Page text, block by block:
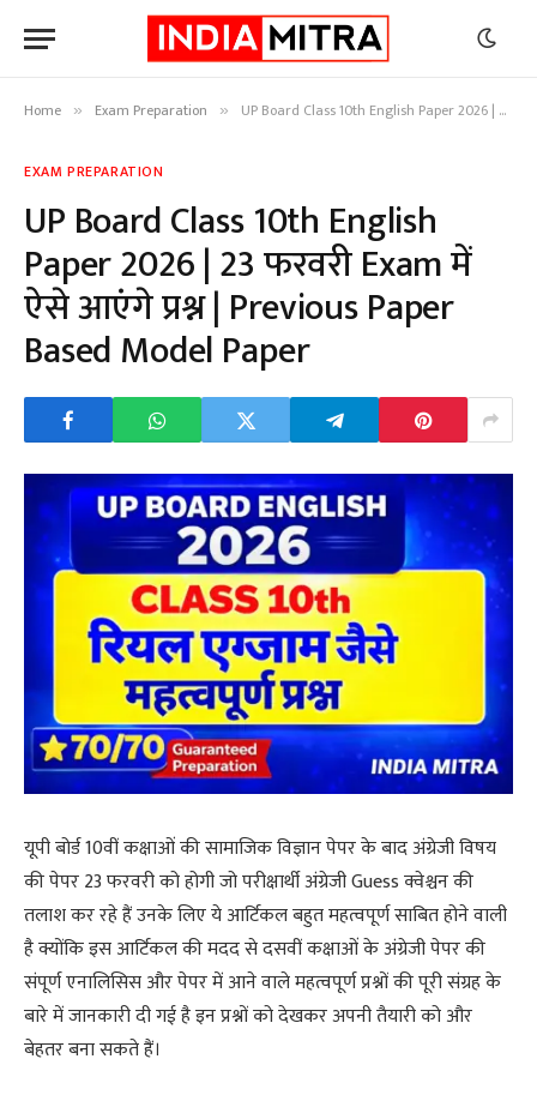
Home » Exam Preparation » UP Board Class 10th English Paper 2026 | 23 फरवरी Exam में ऐसे आएंगे प्रश्न | Previous Paper Based Model Paper
EXAM PREPARATION
UP Board Class 10th English
Paper 2026 | 23 फरवरी Exam में
ऐसे आएंगे प्रश्न | Previous Paper
Based Model Paper
यूपी बोर्ड 10वीं कक्षाओं की सामाजिक विज्ञान पेपर के बाद अंग्रेजी विषय
की पेपर 23 फरवरी को होगी जो परीक्षार्थी अंग्रेजी Guess क्वेश्चन की
तलाश कर रहे हैं उनके लिए ये आर्टिकल बहुत महत्वपूर्ण साबित होने वाली
है क्योंकि इस आर्टिकल की मदद से दसवीं कक्षाओं के अंग्रेजी पेपर की
संपूर्ण एनालिसिस और पेपर में आने वाले महत्वपूर्ण प्रश्नों की पूरी संग्रह के
बारे में जानकारी दी गई है इन प्रश्नों को देखकर अपनी तैयारी को और
बेहतर बना सकते हैं।